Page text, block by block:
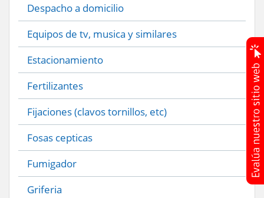
Despacho a domicilio
Equipos de tv, musica y similares
Estacionamiento
Fertilizantes
Fijaciones (clavos tornillos, etc)
Fosas cepticas
Fumigador
Griferia